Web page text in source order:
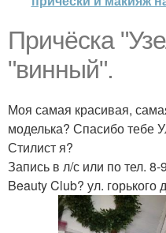
Причёска
"винный".
Моя самая красивая,
моделька? Спасибо тебе
Стилист я?
Запись в л/с или по тел.
Beauty Club? ул. горького